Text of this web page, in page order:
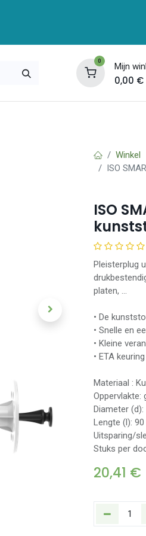
0 Mijn
0,00 €
Winkel
ISO
ISO
Pleisterplug
platen, ...
• De
• Snelle en
• Kleine
• ETA keuring
Materiaal :
Oppervlakte:
Diameter
Lengte (l):
Uitsparing/
Stuks per
20,41 €